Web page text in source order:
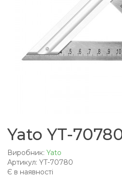
Yato YT-
Виробник: Yato
Артикул: YT-70780
Є в наявності